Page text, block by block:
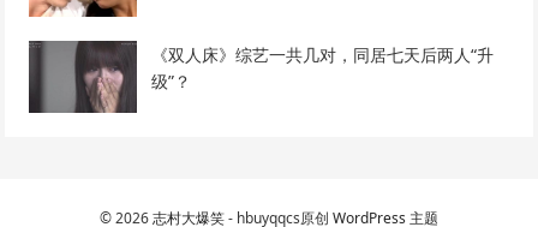
《双人床》综艺一共几对，同居七天后两人“升
级”？
© 2026志村大爆笑- hbuyqqcs原创 WordPress 主题